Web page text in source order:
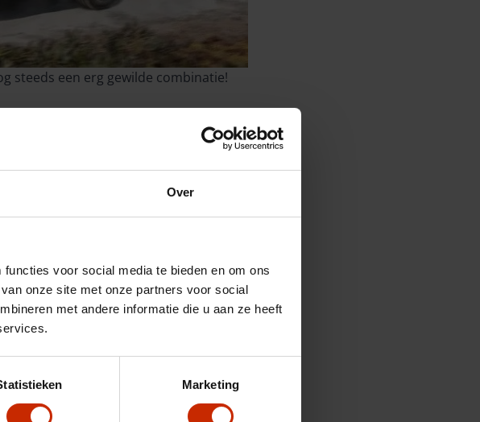
Over
voor social media te bieden en om ons
onze site met onze partners voor social
met andere informatie die u aan ze heeft
Marketing
steeds een erg gewilde combinatie!